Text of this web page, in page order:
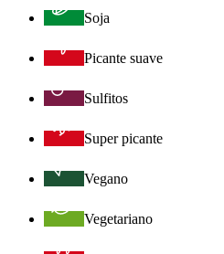
Soja
Picante suave
Sulfitos
Super picante
Vegano
Vegetariano